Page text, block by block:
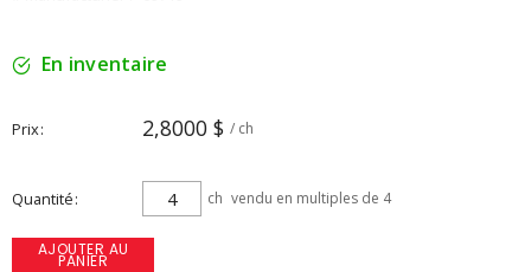
En inventaire
Prix 2,8000 $ / ch
Quantité ch vendu en multiples de 4
AJOUTER AU
PANIER